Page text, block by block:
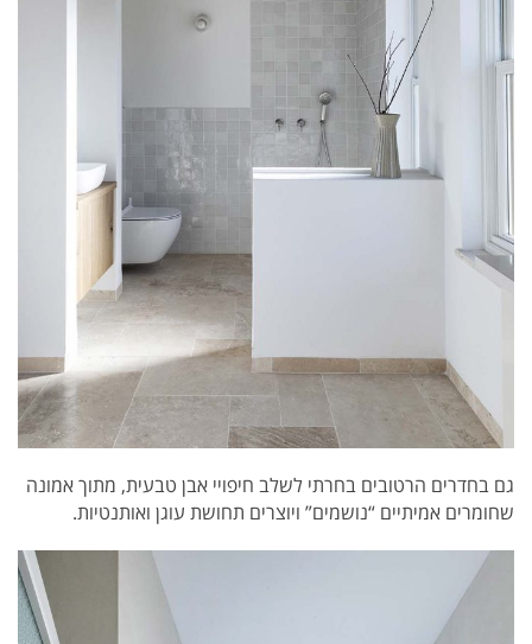
גם בחדרים הרטובים בחרתי לשלב חיפויי אבן טבעית, מתוך אמונה
שחומרים אמיתיים “נושמים” ויוצרים תחושת עוגן ואותנטיות.